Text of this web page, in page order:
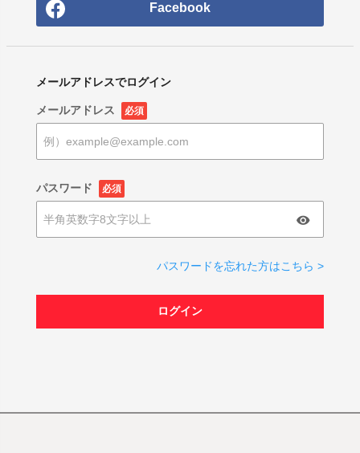
Facebook
メールアドレスでログイン
メールアドレス 必須
パスワード 必須
パスワードを忘れた方はこちら >
ログイン